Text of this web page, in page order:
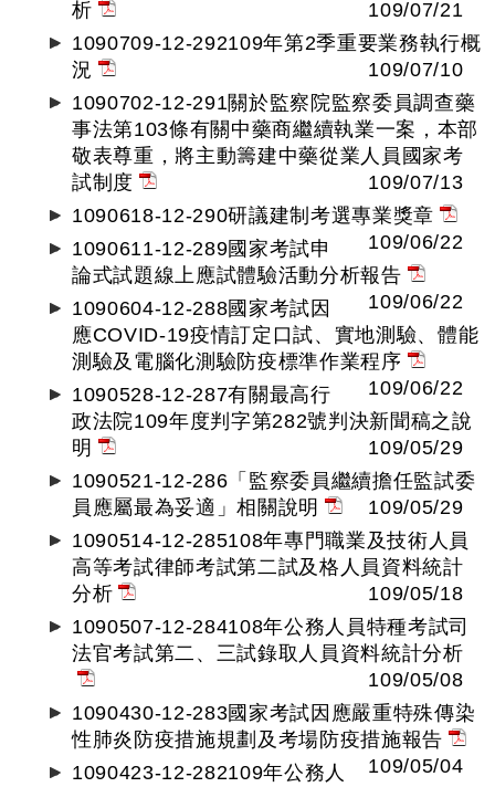
析
109/07/21
1090709-12-292109年第2季重要業務執行概
況
109/07/10
1090702-12-291關於監察院監察委員調查藥
事法第103條有關中藥商繼續執業一案，本部
敬表尊重，將主動籌建中藥從業人員國家考
試制度
109/07/13
1090618-12-290研議建制考選專業獎章
109/06/22
1090611-12-289國家考試申
論式試題線上應試體驗活動分析報告
109/06/22
1090604-12-288國家考試因
應COVID-19疫情訂定口試、實地測驗、體能
測驗及電腦化測驗防疫標準作業程序
109/06/22
1090528-12-287有關最高行
政法院109年度判字第282號判決新聞稿之說
明
109/05/29
1090521-12-286「監察委員繼續擔任監試委
員應屬最為妥適」相關說明
109/05/29
1090514-12-285108年專門職業及技術人員
高等考試律師考試第二試及格人員資料統計
分析
109/05/18
1090507-12-284108年公務人員特種考試司
法官考試第二、三試錄取人員資料統計分析
109/05/08
1090430-12-283國家考試因應嚴重特殊傳染
性肺炎防疫措施規劃及考場防疫措施報告
109/05/04
1090423-12-282109年公務人